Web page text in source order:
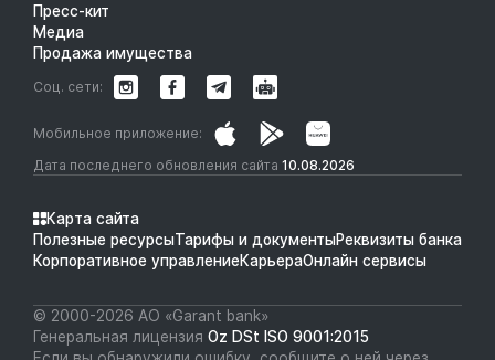
Пресс-кит
Медиа
Продажа имущества
Дата последнего обновления сайта 10.08.2026
Мобильное приложение:
Соц. сети:
Карта сайта
Полезные ресурсыТарифы и документыРеквизиты банка
Корпоративное управлениеКарьераОнлайн сервисы
© 2000-2026 АО «Garant bank»
Генеральная лицензия Oz DSt ISO 9001:2015